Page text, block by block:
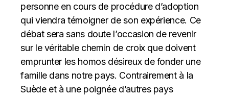
personne en cours de procédure d’adoption
qui viendra témoigner de son expérience. Ce
débat sera sans doute l’occasion de revenir
sur le véritable chemin de croix que doivent
emprunter les homos désireux de fonder une
famille dans notre pays. Contrairement à la
Suède et à une poignée d’autres pays